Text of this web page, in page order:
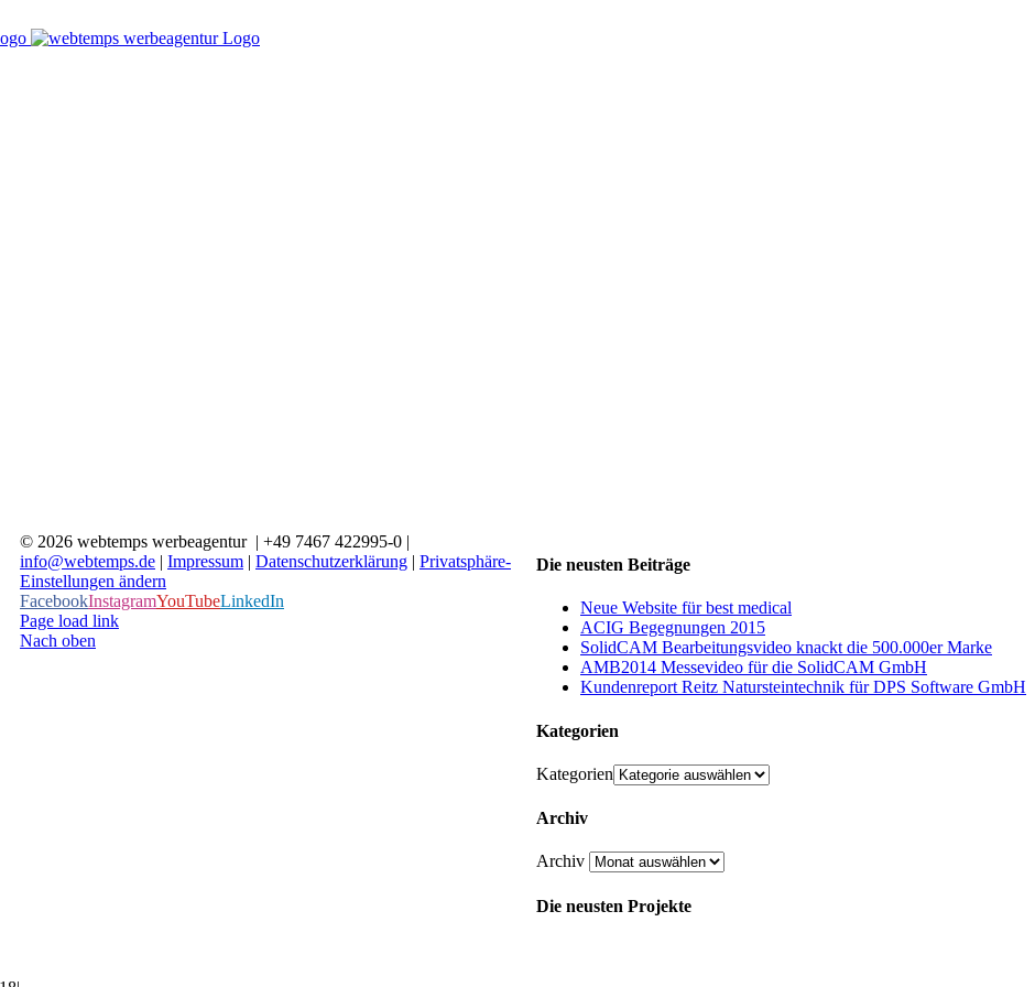
Die neusten Beiträge
Neue Website für best medical
ACIG Begegnungen 2015
SolidCAM Bearbeitungsvideo knackt die 500.000er Marke
AMB2014 Messevideo für die SolidCAM GmbH
Kundenreport Reitz Natursteintechnik für DPS Software GmbH
Kategorien
Kategorien
Archiv
Archiv
Die neusten Projekte
© 2026 webtemps werbeagentur | +49 7467 422995-0 |
info@webtemps.de | Impressum | Datenschutzerklärung | Privatsphäre-
Einstellungen ändern
FacebookInstagramYouTubeLinkedIn
Page load link
Nach oben